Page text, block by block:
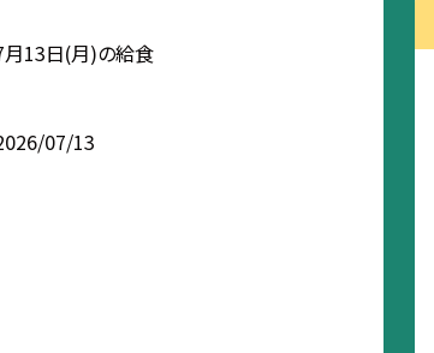
月13日(月)の給食
07/13